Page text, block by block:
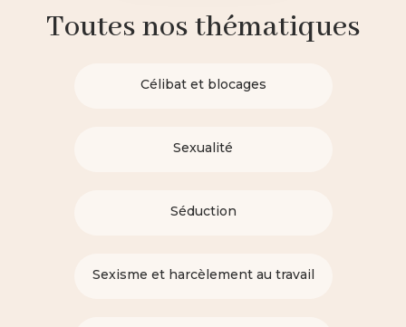
Toutes nos thématiques
Célibat et blocages
Sexualité
Séduction
Sexisme et harcèlement au travail